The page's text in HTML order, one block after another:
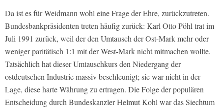
Da ist es für Weidmann wohl eine Frage der Ehre, zurückzutreten.
Bundesbankpräsidenten treten häufig zurück: Karl Otto Pöhl trat im
Juli 1991 zurück, weil der den Umtausch der Ost-Mark mehr oder
weniger paritätisch 1:1 mit der West-Mark nicht mitmachen wollte.
Tatsächlich hat dieser Umtauschkurs den Niedergang der
ostdeutschen Industrie massiv beschleunigt; sie war nicht in der
Lage, diese harte Währung zu ertragen. Die Folge der populären
Entscheidung durch Bundeskanzler Helmut Kohl war das Siechtum